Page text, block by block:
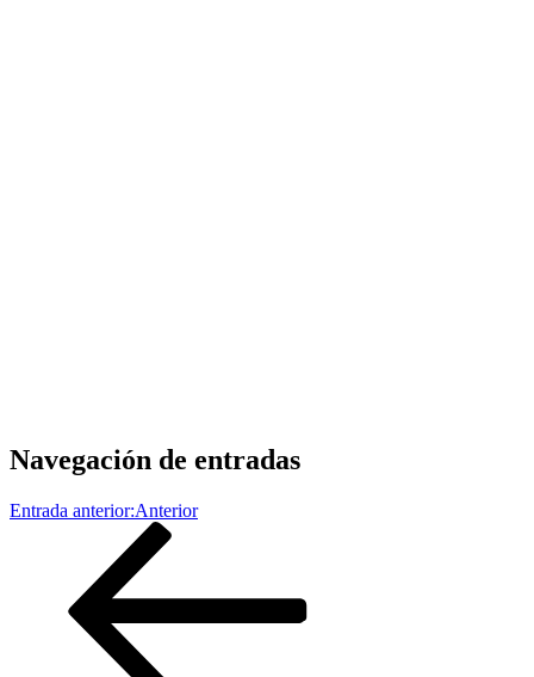
Navegación de entradas
Entrada anterior:Anterior